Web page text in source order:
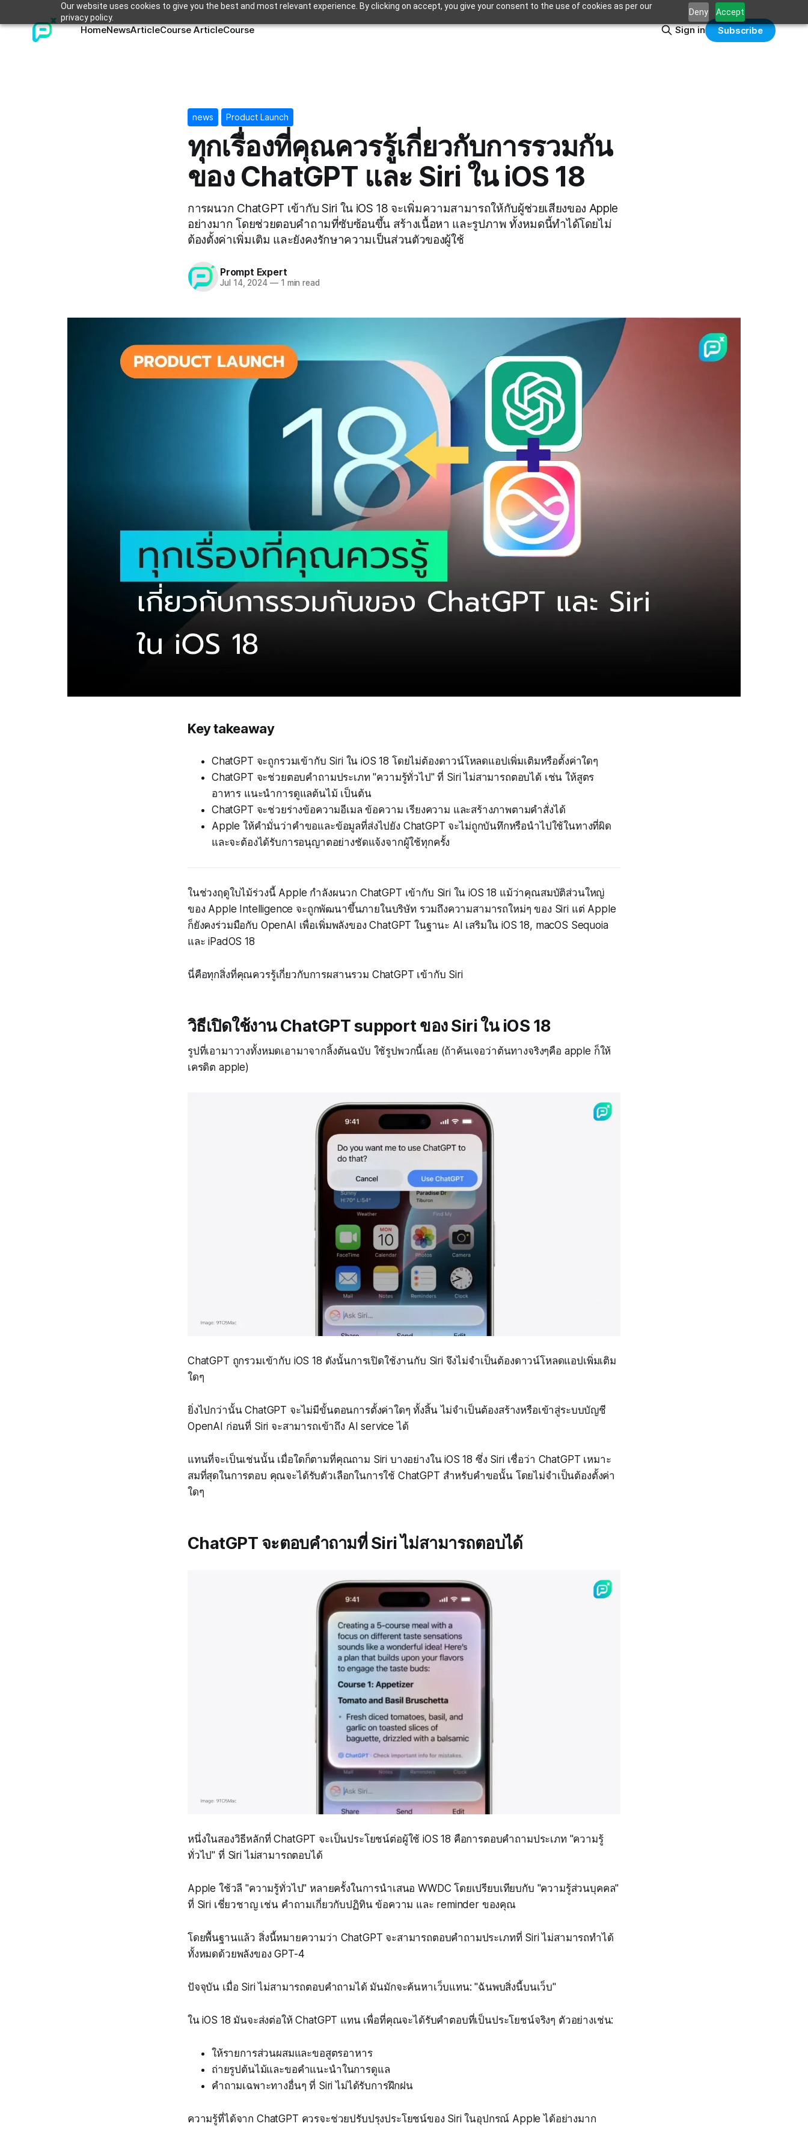
Our website uses cookies to give you the best and most relevant experience. By clicking on accept, you give your consent to the use of cookies as per our
privacy policy.
Deny Accept
HomeNewsArticleCourse ArticleCourse Sign in Subscribe
news Product Launch
ทุกเรื่องที่คุณควรรู้เกี่ยวกับการรวมกัน
ของ ChatGPT และ Siri ใน iOS 18
การผนวก ChatGPT เข้ากับ Siri ใน iOS 18 จะเพิ่มความสามารถให้กับผู้ช่วยเสียงของ Apple
อย่างมาก โดยช่วยตอบคำถามที่ซับซ้อนขึ้น สร้างเนื้อหา และรูปภาพ ทั้งหมดนี้ทำได้โดยไม่
ต้องตั้งค่าเพิ่มเติม และยังคงรักษาความเป็นส่วนตัวของผู้ใช้
Prompt Expert
Jul 14, 2024 —1 min read
Key takeaway
ChatGPT จะถูกรวมเข้ากับ Siri ใน iOS 18 โดยไม่ต้องดาวน์โหลดแอปเพิ่มเติมหรือตั้งค่าใดๆ
ChatGPT จะช่วยตอบคำถามประเภท "ความรู้ทั่วไป" ที่ Siri ไม่สามารถตอบได้ เช่น ให้สูตร
อาหาร แนะนำการดูแลต้นไม้ เป็นต้น
ChatGPT จะช่วยร่างข้อความอีเมล ข้อความ เรียงความ และสร้างภาพตามคำสั่งได้
Apple ให้คำมั่นว่าคำขอและข้อมูลที่ส่งไปยัง ChatGPT จะไม่ถูกบันทึกหรือนำไปใช้ในทางที่ผิด
และจะต้องได้รับการอนุญาตอย่างชัดแจ้งจากผู้ใช้ทุกครั้ง
ในช่วงฤดูใบไม้ร่วงนี้ Apple กำลังผนวก ChatGPT เข้ากับ Siri ใน iOS 18 แม้ว่าคุณสมบัติส่วนใหญ่
ของ Apple Intelligence จะถูกพัฒนาขึ้นภายในบริษัท รวมถึงความสามารถใหม่ๆ ของ Siri แต่ Apple
ก็ยังคงร่วมมือกับ OpenAI เพื่อเพิ่มพลังของ ChatGPT ในฐานะ AI เสริมใน iOS 18, macOS Sequoia
และ iPadOS 18
นี่คือทุกสิ่งที่คุณควรรู้เกี่ยวกับการผสานรวม ChatGPT เข้ากับ Siri
วิธีเปิดใช้งาน ChatGPT support ของ Siri ใน iOS 18
รูปที่เอามาวางทั้งหมดเอามาจากลิ้งต้นฉบับ ใช้รูปพวกนี้เลย (ถ้าค้นเจอว่าต้นทางจริงๆคือ apple ก็ให้
เครดิต apple)
ChatGPT ถูกรวมเข้ากับ iOS 18 ดังนั้นการเปิดใช้งานกับ Siri จึงไม่จำเป็นต้องดาวน์โหลดแอปเพิ่มเติม
ใดๆ
ยิ่งไปกว่านั้น ChatGPT จะไม่มีขั้นตอนการตั้งค่าใดๆ ทั้งสิ้น ไม่จำเป็นต้องสร้างหรือเข้าสู่ระบบบัญชี
OpenAI ก่อนที่ Siri จะสามารถเข้าถึง AI service ได้
แทนที่จะเป็นเช่นนั้น เมื่อใดก็ตามที่คุณถาม Siri บางอย่างใน iOS 18 ซึ่ง Siri เชื่อว่า ChatGPT เหมาะ
สมที่สุดในการตอบ คุณจะได้รับตัวเลือกในการใช้ ChatGPT สำหรับคำขอนั้น โดยไม่จำเป็นต้องตั้งค่า
ใดๆ
ChatGPT จะตอบคำถามที่ Siri ไม่สามารถตอบได้
หนึ่งในสองวิธีหลักที่ ChatGPT จะเป็นประโยชน์ต่อผู้ใช้ iOS 18 คือการตอบคำถามประเภท "ความรู้
ทั่วไป" ที่ Siri ไม่สามารถตอบได้
Apple ใช้วลี "ความรู้ทั่วไป" หลายครั้งในการนำเสนอ WWDC โดยเปรียบเทียบกับ "ความรู้ส่วนบุคคล"
ที่ Siri เชี่ยวชาญ เช่น คำถามเกี่ยวกับปฏิทิน ข้อความ และ reminder ของคุณ
โดยพื้นฐานแล้ว สิ่งนี้หมายความว่า ChatGPT จะสามารถตอบคำถามประเภทที่ Siri ไม่สามารถทำได้
ทั้งหมดด้วยพลังของ GPT-4
ปัจจุบัน เมื่อ Siri ไม่สามารถตอบคำถามได้ มันมักจะค้นหาเว็บแทน: "ฉันพบสิ่งนี้บนเว็บ"
ใน iOS 18 มันจะส่งต่อให้ ChatGPT แทน เพื่อที่คุณจะได้รับคำตอบที่เป็นประโยชน์จริงๆ ตัวอย่างเช่น:
ให้รายการส่วนผสมและขอสูตรอาหาร
ถ่ายรูปต้นไม้และขอคำแนะนำในการดูแล
คำถามเฉพาะทางอื่นๆ ที่ Siri ไม่ได้รับการฝึกฝน
ความรู้ที่ได้จาก ChatGPT ควรจะช่วยปรับปรุงประโยชน์ของ Siri ในอุปกรณ์ Apple ได้อย่างมาก